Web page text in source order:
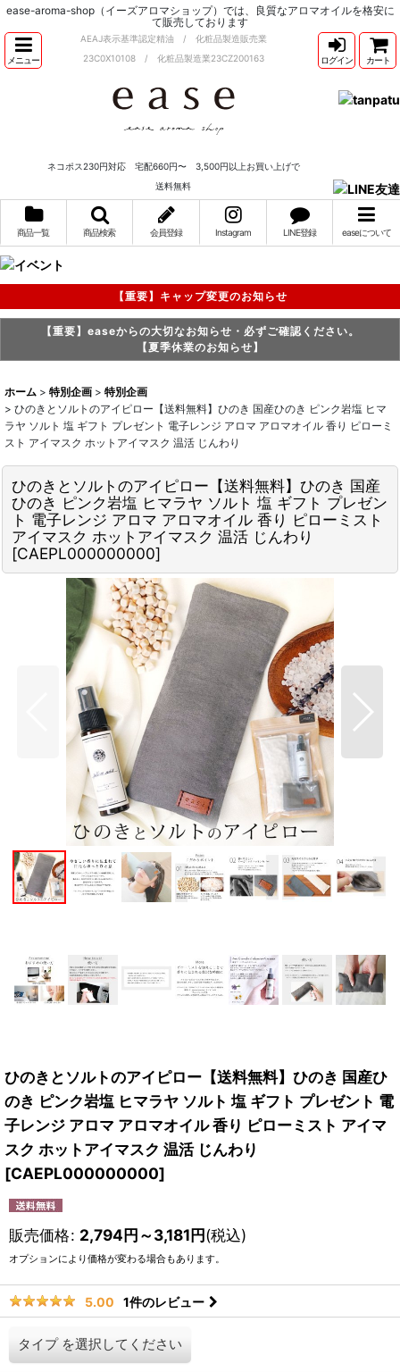
ease-aroma-shop（イーズアロマショップ）では、良質なアロマオイルを格安に
て販売しております
メニュー
AEAJ表示基準認定精油 / 化粧品製造販売業
23C0X10108 / 化粧品製造業23CZ200163
ネコポス230円対応 宅配660円〜 3,500円以上お買い上げで
送料無料
ログイン カート
商品一覧 商品検索 会員登録 Instagram LINE登録 easeについて
【重要】キャップ変更のお知らせ
【重要】easeからの大切なお知らせ・必ずご確認ください。
【夏季休業のお知らせ】
ホーム > 特別企画 > 特別企画
> ひのきとソルトのアイピロー【送料無料】ひのき 国産ひのき ピンク岩塩 ヒマ
ラヤ ソルト 塩 ギフト プレゼント 電子レンジ アロマ アロマオイル 香り ピローミ
スト アイマスク ホットアイマスク 温活 じんわり
ひのきとソルトのアイピロー【送料無料】ひのき 国産
ひのき ピンク岩塩 ヒマラヤ ソルト 塩 ギフト プレゼン
ト 電子レンジ アロマ アロマオイル 香り ピローミスト
アイマスク ホットアイマスク 温活 じんわり
[CAEPL000000000]
ひのきとソルトのアイピロー【送料無料】ひのき 国産ひ
のき ピンク岩塩 ヒマラヤ ソルト 塩 ギフト プレゼント 電
子レンジ アロマ アロマオイル 香り ピローミスト アイマ
スク ホットアイマスク 温活 じんわり
[CAEPL000000000]
販売価格: 2,794円～3,181円(税込)
オプションにより価格が変わる場合もあります。
5.00 1件のレビュー
タイプ を選択してください